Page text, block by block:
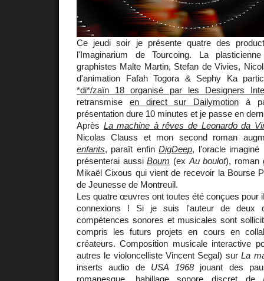
Ce jeudi soir je présente quatre des
l'Imaginarium de Tourcoing. La
graphistes Malte Martin, Stefan de Vivies,
d'animation Fafah Togora & Sephy Ka
*di*/zaïn 18 organisé par les Designers
retransmise en direct sur Dailymotion à
présentation dure 10 minutes et je passe en
Après La machine à rêves de Leonardo da
Nicolas Clauss et mon second roman
enfants, paraît enfinDigDeep, l'oracle imaginé
présenterai aussiBoum (ex Au boulot), roman
Mikaël Cixous qui vient de recevoir la Bourse
de Jeunesse de Montreuil.
Les quatre œuvres ont toutes été conçues pour
connexions ! Si je suis l'auteur de deux
compétences sonores et musicales sont
compris les futurs projets en cours en
créateurs. Composition musicale interactive
autres le violoncelliste Vincent Segal) surLa
inserts audio de USA 1968jouant des
romanesque, habillage sonore discret de